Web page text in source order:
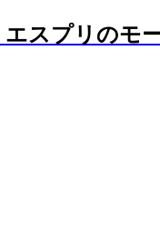
スプリのモ